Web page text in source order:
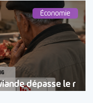
Économie
dépasse le r